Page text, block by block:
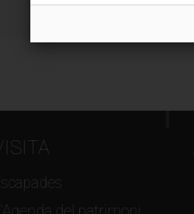
VISITA
Escapades